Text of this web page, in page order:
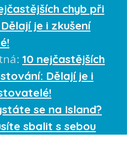
chyb při
je i zkušení
: 10 nejčastějších
Dělají je i
se na Island?
sbalit s sebou